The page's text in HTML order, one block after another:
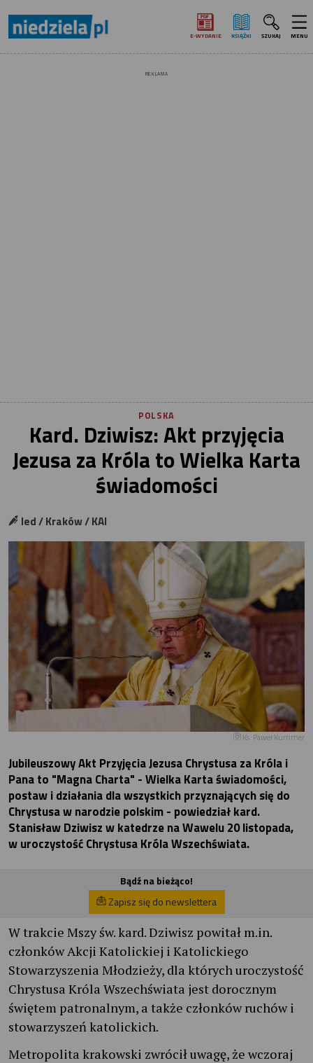
E‑WYDANIE KSIĄŻKI SZUKAJ MENU
REKLAMA
POLSKA
Kard. Dziwisz: Akt przyjęcia
Jezusa za Króla to Wielka Karta
świadomości
led / Kraków / KAI
Ks. Paweł Kummer
Jubileuszowy Akt Przyjęcia Jezusa Chrystusa za Króla i
Pana to "Magna Charta" - Wielka Karta świadomości,
postaw i działania dla wszystkich przyznających się do
Chrystusa w narodzie polskim - powiedział kard.
Stanisław Dziwisz w katedrze na Wawelu 20 listopada,
w uroczystość Chrystusa Króla Wszechświata.
Bądź na bieżąco!
Zapisz się do newslettera
W trakcie Mszy św. kard. Dziwisz powitał m.in.
członków Akcji Katolickiej i Katolickiego
Stowarzyszenia Młodzieży, dla których uroczystość
Chrystusa Króla Wszechświata jest dorocznym
świętem patronalnym, a także członków ruchów i
stowarzyszeń katolickich.
Metropolita krakowski zwrócił uwagę, że wczoraj